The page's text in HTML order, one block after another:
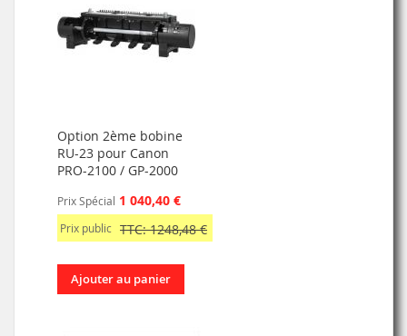
Option 2ème bobine
RU-23 pour Canon
PRO-2100 / GP-2000
Prix Spécial 1 040,40 €
Prix public TTC: 1248,48 €
Ajouter au panier